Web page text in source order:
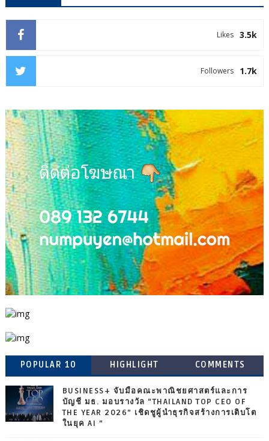
3.5k
Likes
1.7k
Followers
POPULAR 10 HIGHLIGHT COMMENTS
BUSINESS+ จับมือคณะพาณิชยศาสตร์และการ
บัญชี มธ. มอบรางวัล “THAILAND TOP CEO OF
THE YEAR 2026” เชิดชูผู้นำธุรกิจสร้างการเติบโต
ในยุค AI ”